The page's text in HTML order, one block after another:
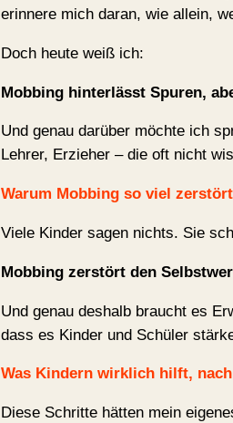
erinnere mich daran, wie allein,
Doch heute weiß ich:
Mobbing hinterlässt Spuren,
Und genau darüber möchte ich
Lehrer, Erzieher – die oft nicht
Warum Mobbing so viel
Viele Kinder sagen nichts. Sie
Mobbing zerstört den
Und genau deshalb braucht es
dass es Kinder und Schüler
Was Kindern wirklich hilft,
Diese Schritte hätten mein